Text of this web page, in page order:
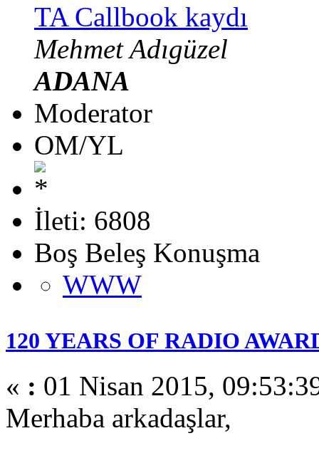
TA Callbook kaydı
Mehmet Adıgüzel
ADANA
Moderator
OM/YL
İleti: 6808
Boş Beleş Konuşma
WWW
120 YEARS OF RADIO
« : 01 Nisan 2015,
Merhaba arkadaşlar,